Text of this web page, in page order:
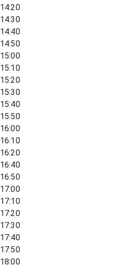
14:20
14:30
14:40
14:50
15:00
15:10
15:20
15:30
15:40
15:50
16:00
16:10
16:20
16:40
16:50
17:00
17:10
17:20
17:30
17:40
17:50
18:00